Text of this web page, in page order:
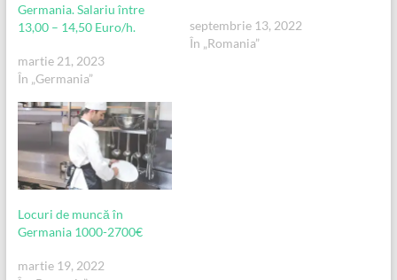
Germania. Salariu între
13,00 – 14,50 Euro/h.
martie 21, 2023
În „Germania”
septembrie 13, 2022
În „Romania”
Locuri de muncă în
Germania 1000-2700€
martie 19, 2022